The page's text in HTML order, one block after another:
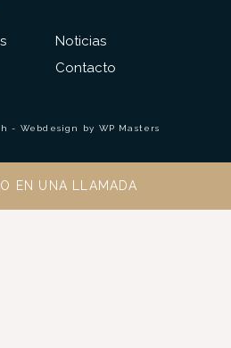
Noticias
Contacto
- Webdesign by WP Masters
EN UNA LLAMADA